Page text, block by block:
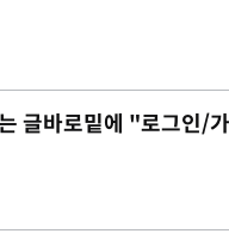
글바로밑에 "로그인/